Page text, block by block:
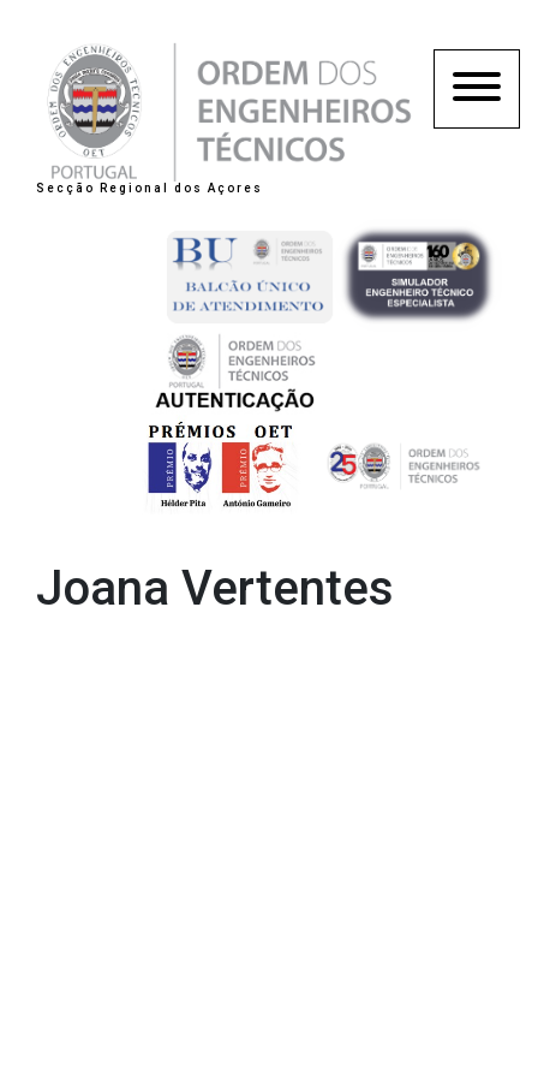
Secção Regional dos Açores
Joana Vertentes